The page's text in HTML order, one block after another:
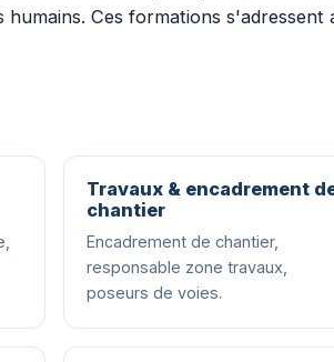
Ces formations s'adressent
Travaux & encadrement
chantier
Encadrement de chantier,
responsable zone travaux,
poseurs de voies.